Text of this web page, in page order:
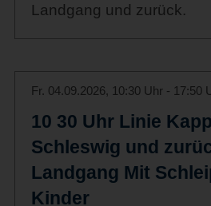
Landgang und zurück.
Fr. 04.09.2026, 10:30 Uhr - 17:50
10 30 Uhr Linie
Schleswig und
Landgang Mit
Kinder